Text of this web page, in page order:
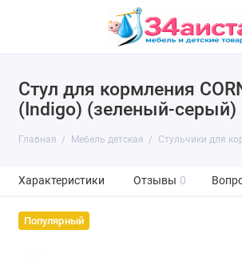
Стул для кормления
(Indigo) (зеленый-серый)
Главная Мебель детская Стульчики для
Характеристики Отзывы 0
Популярный